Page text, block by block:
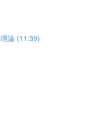
論 (11:39)